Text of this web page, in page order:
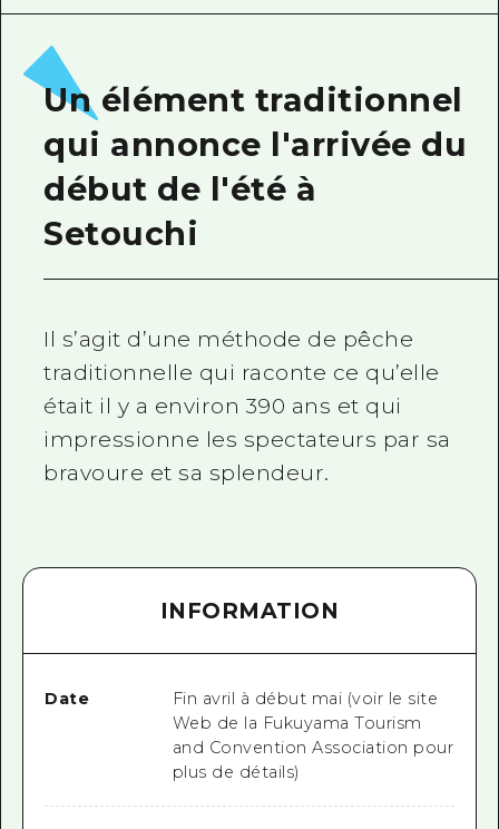
Téléchargement de Photos
Informations sur le transport en
Un élément traditionnel
qui annonce l'arrivée du
début de l'été à
Setouchi
Il s’agit d’une méthode de pêche
traditionnelle qui raconte ce qu’elle
était il y a environ 390 ans et qui
impressionne les spectateurs par sa
bravoure et sa splendeur.
INFORMATION
Date
Fin avril à début mai (voir le site
Web de la Fukuyama Tourism
and Convention Association pour
plus de détails)